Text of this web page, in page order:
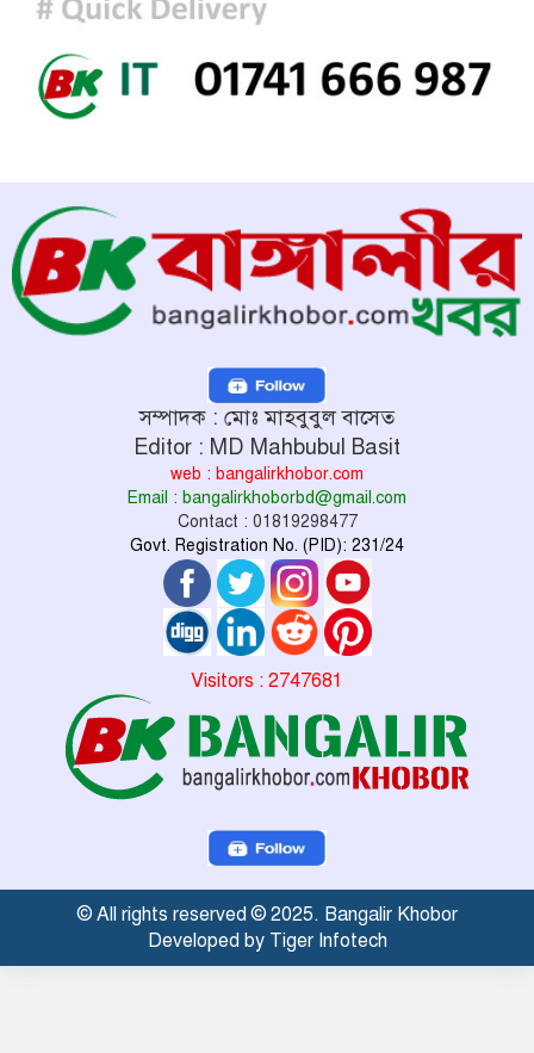
সম্পাদক : মোঃ মাহবুবুল বাসেত
Editor : MD Mahbubul Basit
web : bangalirkhobor.com
Email : bangalirkhoborbd@gmail.com
Contact : 01819298477
Govt. Registration No. (PID): 231/24
Visitors : 2747681
© All rights reserved © 2025. Bangalir Khobor
Developed by Tiger Infotech